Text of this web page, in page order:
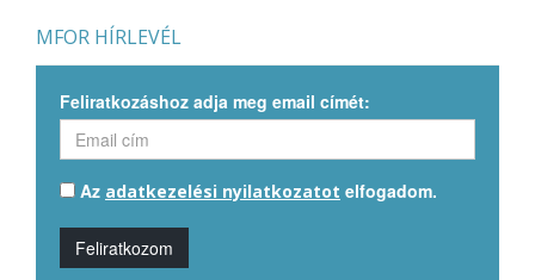
MFOR HÍRLEVÉL
Feliratkozáshoz adja meg email címét:
Az adatkezelési nyilatkozatot elfogadom.
Feliratkozom